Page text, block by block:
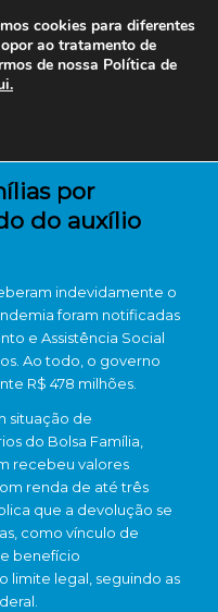
por
do auxílio
indevidamente o
foram notificadas
e Assistência Social
Ao todo, o governo
R$ 478 milhões.
situação de
do Bolsa Família,
recebeu valores
renda de até três
que a devolução se
como vínculo de
benefício
limite legal, seguindo as
cookies para diferentes
ao tratamento de
de nossa Política de